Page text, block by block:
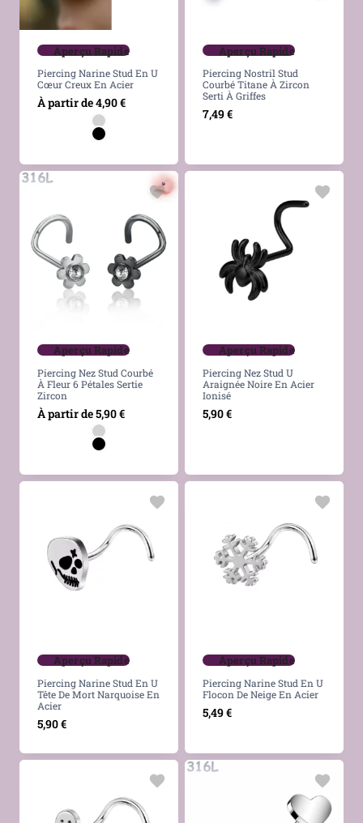
Aperçu Rapide
Piercing Narine Stud En U
Cœur Creux En Acier
À partir de4,90€
Aperçu Rapide
Piercing Nostril Stud
Courbé Titane À Zircon
Serti À Griffes
7,49€
Aperçu Rapide
Piercing Nez Stud Courbé
À Fleur 6 Pétales Sertie
Zircon
À partir de5,90€
Aperçu Rapide
Piercing Nez Stud U
Araignée Noire En Acier
Ionisé
5,90€
Aperçu Rapide
Piercing Narine Stud En U
Tête De Mort Narquoise En
Acier
5,90€
Aperçu Rapide
Piercing Narine Stud En U
Flocon De Neige En Acier
5,49€